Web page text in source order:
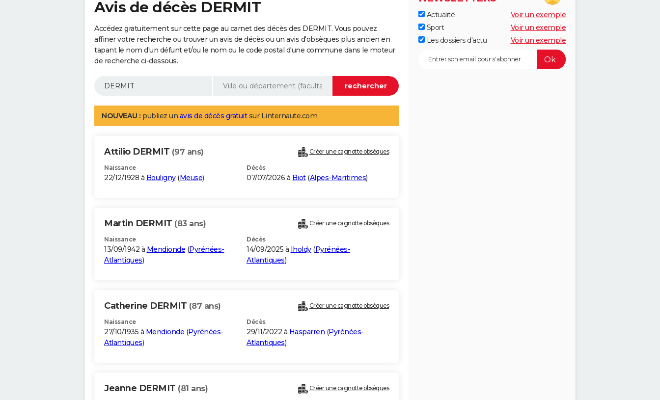
Avis de décès DERMIT
Accédez gratuitement sur cette page au carnet des décès des DERMIT. Vous pouvez
affiner votre recherche ou trouver un avis de décès ou un avis d'obsèques plus ancien en
tapant le nom d'un défunt et/ou le nom ou le code postal d'une commune dans le moteur
de recherche ci-dessous.
NOUVEAU : publiez un avis de décès gratuitsur Linternaute.com
Attilio DERMIT (97 ans) Créer une cagnotte obsèques
Naissance
22/12/1928 à Bouligny(Meuse)
Décès
07/07/2026 à Biot(Alpes-Maritimes)
Martin DERMIT (83 ans) Créer une cagnotte obsèques
Naissance
13/09/1942 à Mendionde (Pyrénées-
Atlantiques)
Décès
14/09/2025 à Iholdy(Pyrénées-
Atlantiques)
Catherine DERMIT (87 ans) Créer une cagnotte obsèques
Naissance
27/10/1935 à Mendionde (Pyrénées-
Atlantiques)
Décès
29/11/2022 à Hasparren (Pyrénées-
Atlantiques)
Jeanne DERMIT (81 ans) Créer une cagnotte obsèques
Actualité
Voir un exemple
Sport
Voir un exemple
Les dossiers d'actu
Voir un exemple